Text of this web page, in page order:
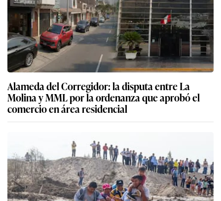
Alameda del Corregidor: la disputa entre La
Molina y MML por la ordenanza que aprobó el
comercio en área residencial